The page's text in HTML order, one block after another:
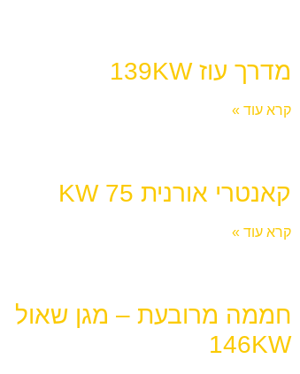
מדרך עוז 139KW
קרא עוד »
קאנטרי אורנית 75 KW
קרא עוד »
חממה מרובעת – מגן שאול
146KW